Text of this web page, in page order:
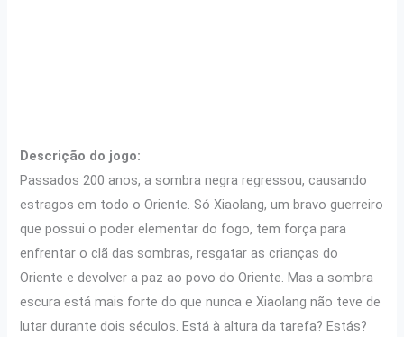
Descrição do jogo:
Passados ​​200 anos, a sombra negra regressou, causando
estragos em todo o Oriente. Só Xiaolang, um bravo guerreiro
que possui o poder elementar do fogo, tem força para
enfrentar o clã das sombras, resgatar as crianças do
Oriente e devolver a paz ao povo do Oriente. Mas a sombra
escura está mais forte do que nunca e Xiaolang não teve de
lutar durante dois séculos. Está à altura da tarefa? Estás?